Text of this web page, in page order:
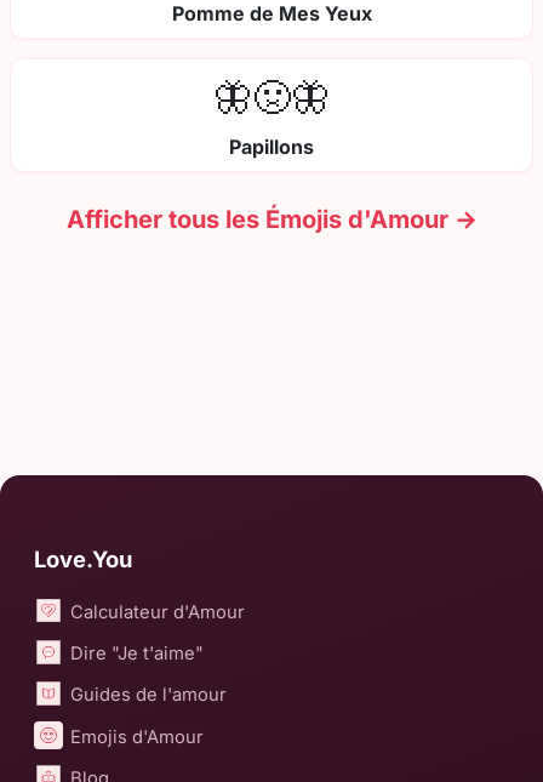
Pomme de Mes Yeux
🦋🤢🦋
Papillons
Afficher tous les Émojis d'Amour →
Love.You
Calculateur d'Amour
Dire "Je t'aime"
Guides de l'amour
Emojis d'Amour